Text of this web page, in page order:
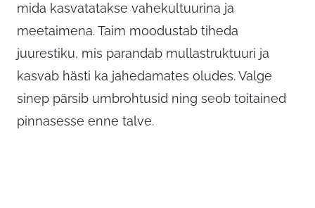
mida kasvatatakse vahekultuurina ja
meetaimena. Taim moodustab tiheda
juurestiku, mis parandab mullastruktuuri ja
kasvab hästi ka jahedamates oludes. Valge
sinep pärsib umbrohtusid ning seob toitained
pinnasesse enne talve.